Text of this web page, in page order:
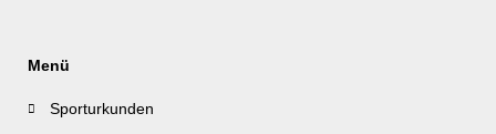
Menü
Sporturkunden